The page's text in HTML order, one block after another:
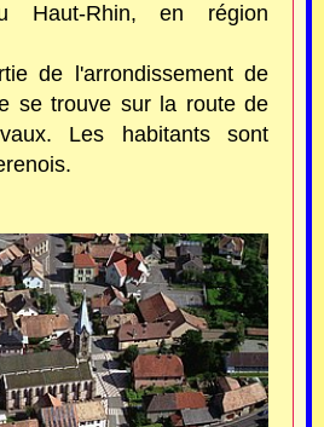
Haut-Rhin, en région
de l'arrondissement de
se trouve sur la route de
Les habitants sont